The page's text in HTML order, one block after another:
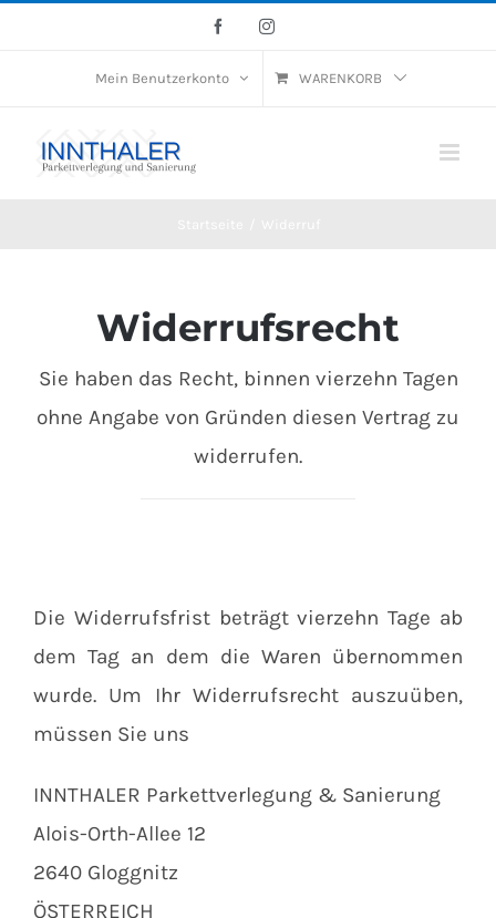
FacebookInstagram
Mein Benutzerkonto WARENKORB
Widerrufsrecht
Sie haben das Recht, binnen vierzehn Tagen
ohne Angabe von Gründen diesen Vertrag zu
widerrufen.
Die Widerrufsfrist beträgt vierzehn Tage ab
dem Tag an dem die Waren übernommen
wurde. Um Ihr Widerrufsrecht auszuüben,
müssen Sie uns
INNTHALER Parkettverlegung & Sanierung
Alois-Orth-Allee 12
2640 Gloggnitz
ÖSTERREICH